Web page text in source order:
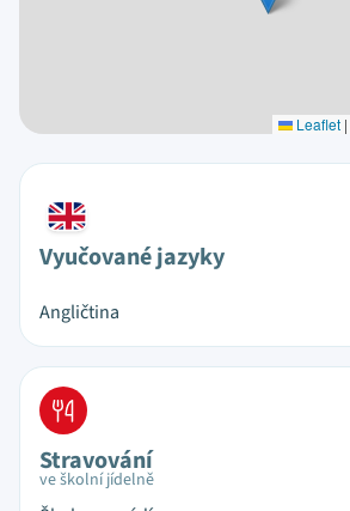
Leaflet |
Vyučované jazyky
Angličtina
Stravování
ve školní jídelně